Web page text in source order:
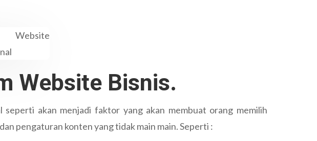
Website Bisnis.
akan menjadi faktor yang akan membuat orang memilih
pengaturan konten yang tidak main main. Seperti :